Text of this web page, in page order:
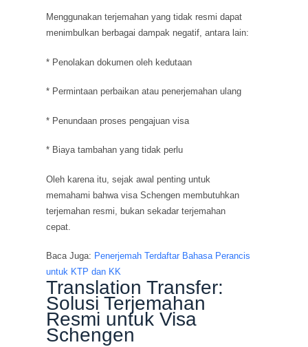
Menggunakan terjemahan yang tidak resmi dapat
menimbulkan berbagai dampak negatif, antara lain:
* Penolakan dokumen oleh kedutaan
* Permintaan perbaikan atau penerjemahan ulang
* Penundaan proses pengajuan visa
* Biaya tambahan yang tidak perlu
Oleh karena itu, sejak awal penting untuk
memahami bahwa visa Schengen membutuhkan
terjemahan resmi, bukan sekadar terjemahan
cepat.
Baca Juga: Penerjemah Terdaftar Bahasa Perancis
untuk KTP dan KK
Translation Transfer:
Solusi Terjemahan
Resmi untuk Visa
Schengen